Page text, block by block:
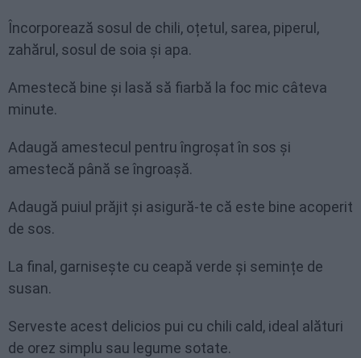
Încorporează sosul de chili, oțetul, sarea, piperul,
zahărul, sosul de soia și apa.
Amestecă bine și lasă să fiarbă la foc mic câteva
minute.
Adaugă amestecul pentru îngroșat în sos și
amestecă până se îngroașă.
Adaugă puiul prăjit și asigură-te că este bine acoperit
de sos.
La final, garnisește cu ceapă verde și semințe de
susan.
Serveste acest delicios pui cu chili cald, ideal alături
de orez simplu sau legume sotate.